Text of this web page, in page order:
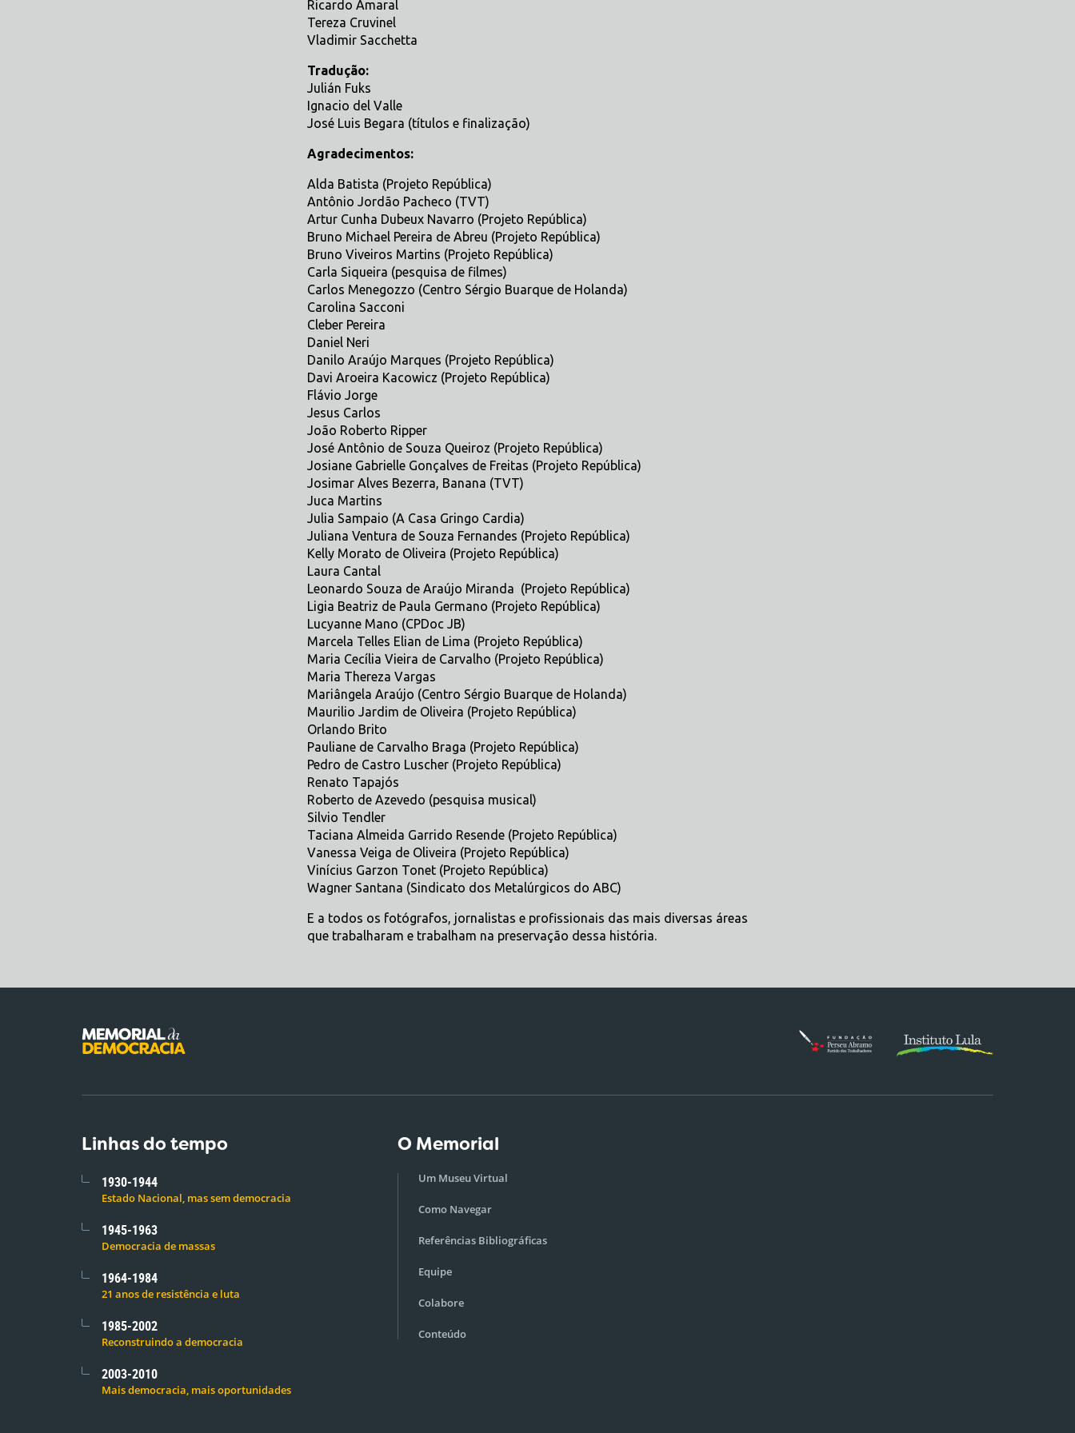
Ricardo Amaral
Tereza Cruvinel
Vladimir Sacchetta
Tradução:
Julián Fuks
Ignacio del Valle
José Luis Begara (títulos e finalização)
Agradecimentos:
Alda Batista (Projeto República)
Antônio Jordão Pacheco (TVT)
Artur Cunha Dubeux Navarro (Projeto República)
Bruno Michael Pereira de Abreu (Projeto República)
Bruno Viveiros Martins (Projeto República)
Carla Siqueira (pesquisa de filmes)
Carlos Menegozzo (Centro Sérgio Buarque de Holanda)
Carolina Sacconi
Cleber Pereira
Daniel Neri
Danilo Araújo Marques (Projeto República)
Davi Aroeira Kacowicz (Projeto República)
Flávio Jorge
Jesus Carlos
João Roberto Ripper
José Antônio de Souza Queiroz (Projeto República)
Josiane Gabrielle Gonçalves de Freitas (Projeto República)
Josimar Alves Bezerra, Banana (TVT)
Juca Martins
Julia Sampaio (A Casa Gringo Cardia)
Juliana Ventura de Souza Fernandes (Projeto República)
Kelly Morato de Oliveira (Projeto República)
Laura Cantal
Leonardo Souza de Araújo Miranda (Projeto República)
Ligia Beatriz de Paula Germano (Projeto República)
Lucyanne Mano (CPDoc JB)
Marcela Telles Elian de Lima (Projeto República)
Maria Cecília Vieira de Carvalho (Projeto República)
Maria Thereza Vargas
Mariângela Araújo (Centro Sérgio Buarque de Holanda)
Maurilio Jardim de Oliveira (Projeto República)
Orlando Brito
Pauliane de Carvalho Braga (Projeto República)
Pedro de Castro Luscher (Projeto República)
Renato Tapajós
Roberto de Azevedo (pesquisa musical)
Silvio Tendler
Taciana Almeida Garrido Resende (Projeto República)
Vanessa Veiga de Oliveira (Projeto República)
Vinícius Garzon Tonet (Projeto República)
Wagner Santana (Sindicato dos Metalúrgicos do ABC)
E a todos os fotógrafos, jornalistas e profissionais das mais diversas áreas
que trabalharam e trabalham na preservação dessa história.
Linhas do tempo
1930-1944
Estado Nacional, mas sem democracia
1945-1963
Democracia de massas
1964-1984
21 anos de resistência e luta
1985-2002
Reconstruindo a democracia
2003-2010
Mais democracia, mais oportunidades
O Memorial
Um Museu Virtual
Como Navegar
Referências Bibliográficas
Equipe
Colabore
Conteúdo